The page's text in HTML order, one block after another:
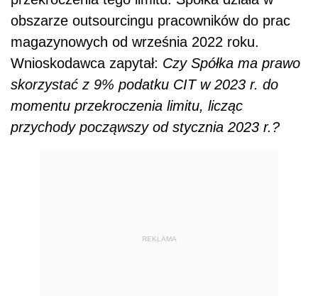
obszarze outsourcingu pracowników do prac
magazynowych od września 2022 roku.
Wnioskodawca zapytał: Czy Spółka ma prawo
skorzystać z 9% podatku CIT w 2023 r. do
momentu przekroczenia limitu, licząc
przychody począwszy od stycznia 2023 r.?
REKLAMA